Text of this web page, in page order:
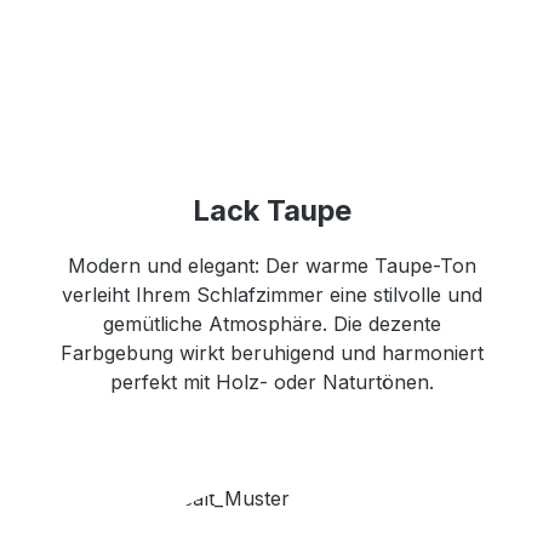
Lack Taupe
Modern und elegant: Der warme Taupe-Ton
verleiht Ihrem Schlafzimmer eine stilvolle und
gemütliche Atmosphäre. Die dezente
Farbgebung wirkt beruhigend und harmoniert
perfekt mit Holz- oder Naturtönen.